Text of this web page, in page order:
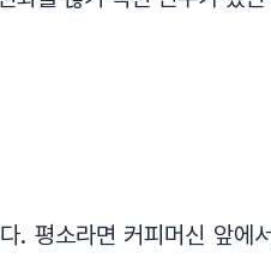
. 평소라면 커피머신 앞에